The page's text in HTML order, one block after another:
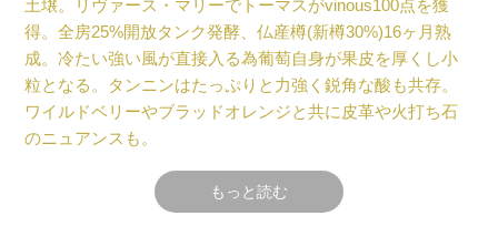
土壌。リヴァース・マリーでトーマスがvinous100点を獲
得。全房25%開放タンク発酵、仏産樽(新樽30%)16ヶ月熟
成。冷たい強い風が直接入る為葡萄自身が果皮を厚くし小
粒となる。タンニンはたっぷりと力強く鋭角な酸も共存。
ワイルドベリーやブラッドオレンジと共に皮革や火打ち石
のニュアンスも。
もっと読む